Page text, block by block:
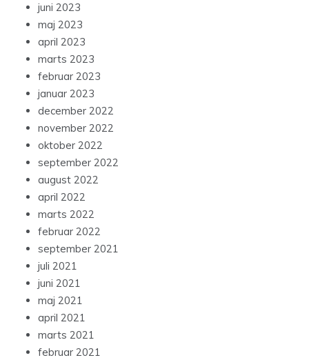
juni 2023
maj 2023
april 2023
marts 2023
februar 2023
januar 2023
december 2022
november 2022
oktober 2022
september 2022
august 2022
april 2022
marts 2022
februar 2022
september 2021
juli 2021
juni 2021
maj 2021
april 2021
marts 2021
februar 2021